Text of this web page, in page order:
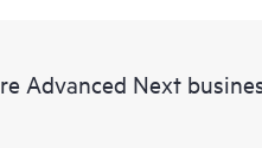
Advanced Next